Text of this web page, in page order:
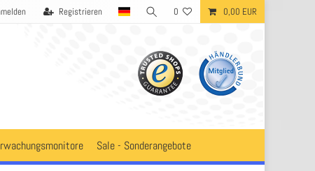
Registrieren 0 0,00 EUR
Sale - Sonderangebote